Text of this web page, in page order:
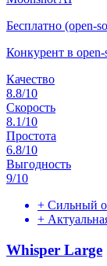
Бесплатно (open-
Конкурент в
Качество
8.8/10
Скорость
8.1/10
Простота
6.8/10
Выгодность
9/10
+ Сильный
+
Whisper Large